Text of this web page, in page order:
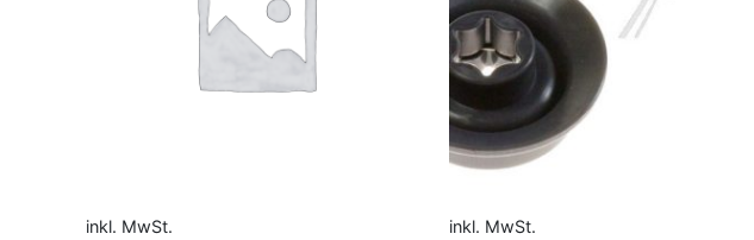
inkl. MwSt.
inkl. MwSt.